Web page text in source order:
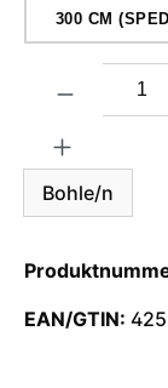
300 CM
Bohle/n
EAN/GTIN: